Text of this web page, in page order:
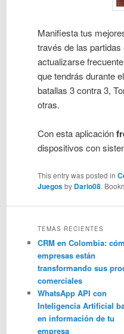
Manifiesta tus
través de las
actualizarse
que tendrás durante
batallas 3 contra 3,
otras.
Con esta aplicación
dispositivos con
This entry was posted in
Juegosby Dario08.
TEMAS RECIENTES
CRM en Colombia:
empresas están
transformando sus
comerciales
WhatsApp API con
Inteligencia Artificial
en información de tu
empresa